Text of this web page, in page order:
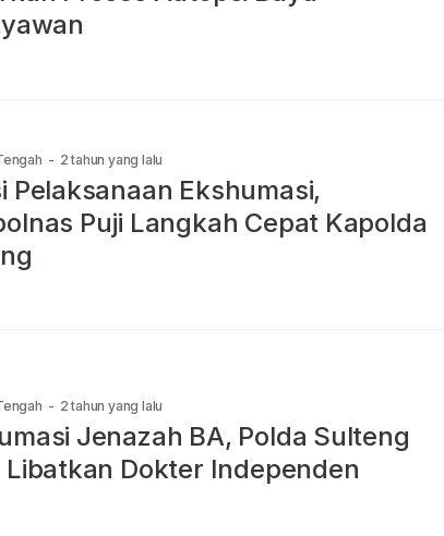
- 2 tahun yang lalu
Pelaksanaan Ekshumasi,
Puji Langkah Cepat Kapolda
- 2 tahun yang lalu
Jenazah BA, Polda Sulteng
Libatkan Dokter Independen